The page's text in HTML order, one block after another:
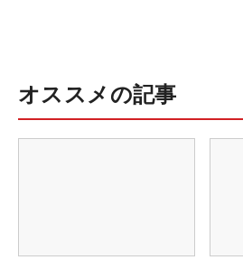
オススメの記事